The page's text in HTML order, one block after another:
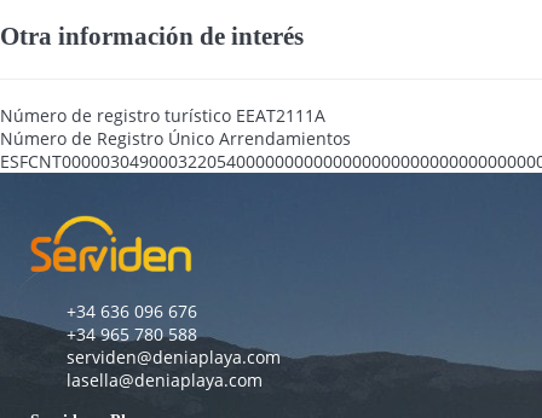
Otra información de interés
Número de registro turístico EEAT2111A
Número de Registro Único Arrendamientos
+34 636 096 676
+34 965 780 588
serviden@deniaplaya.com
lasella@deniaplaya.com